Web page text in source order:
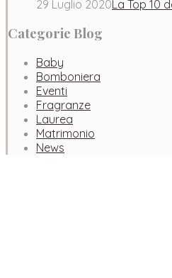
29 Luglio 2020La Top 10
Categorie Blog
Baby
Bomboniera
Eventi
Fragranze
Laurea
Matrimonio
News